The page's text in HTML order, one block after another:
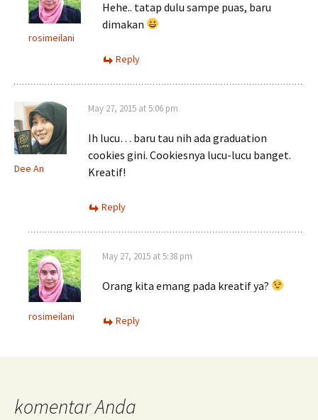
rosimeilani
Hehe.. tatap dulu sampe puas, baru
dimakan
Reply
Dee An
May 27, 2015 at 5:06 pm
Ih lucu… baru tau nih ada graduation
cookies gini. Cookiesnya lucu-lucu banget.
Kreatif!
Reply
rosimeilani
May 27, 2015 at 5:38 pm
Orang kita emang pada kreatif ya?
Reply
komentar Anda